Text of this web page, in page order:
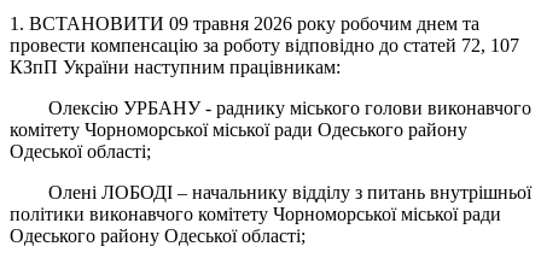
1. ВСТАНОВИТИ 09 травня 2026 року робочим днем та
провести компенсацію за роботу відповідно до статей 72, 107
КЗпП України наступним працівникам:
Олексію УРБАНУ - раднику міського голови виконавчого
комітету Чорноморської міської ради Одеського району
Одеської області;
Олені ЛОБОДІ – начальнику відділу з питань внутрішньої
політики виконавчого комітету Чорноморської міської ради
Одеського району Одеської області;